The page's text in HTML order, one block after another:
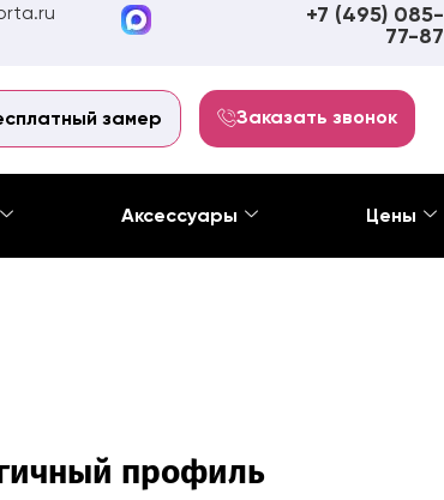
+7 (495) 085-
77-87
замер Заказать звонок
Аксессуары Цены
профиль